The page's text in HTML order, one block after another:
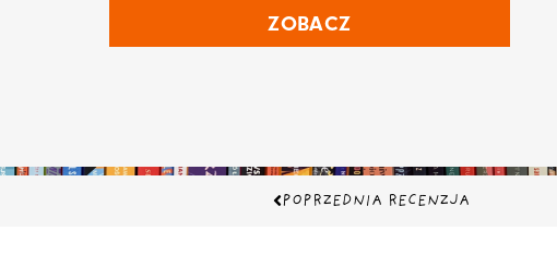
ZOBACZ
Prev
POPRZEDNIA RECENZJA